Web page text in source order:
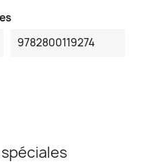
9782800119274